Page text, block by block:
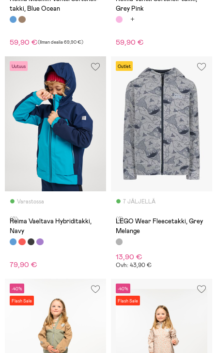
takki, Blue Ocean
59,90 €(Ilman dealia69,90 €)
Grey Pink
59,90 €
Uutuus
Varastossa
(0)
Reima Vaeltava Hybriditakki,
Navy
79,90 €
Outlet
7 JÄLJELLÄ
(2)
LEGO Wear Fleecetakki, Grey
Melange
13,90 €
Ovh: 43,90 €
-40%
Flash Sale
-40%
Flash Sale